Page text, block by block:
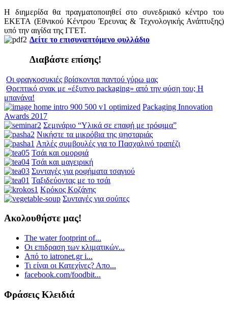
Η διημερίδα θα πραγματοποιηθεί στο συνεδριακό κέντρο του
ΕΚΕΤΑ (Εθνικού Κέντρου Έρευνας & Τεχνολογικής Ανάπτυξης)
υπό την αιγίδα της ΓΓΕΤ.
Δείτε το επισυναπτόμενο φυλλάδιο
Διαβάστε επίσης!
Οι φραγκοσυκιές βρίσκονται παντού γύρω μας
Θρεπτικό σνακ με «έξυπνο packaging» από την φύση του; Η
μπανάνα!
Packaging Innovation
Awards 2017
Σεμινάριο “Υλικά σε επαφή με τρόφιμα”
Νικήστε τα μικρόβια της ψησταριάς
Απλές συμβουλές για το Πασχαλινό τραπέζι
Τσάι και ομορφιά
Τσάι και μαγειρική
Συνταγές για ροφήματα τσαγιού
Ταξιδεύοντας με το τσάι
Κρόκος Κοζάνης
Συνταγές για σούπες
Ακολουθήστε μας!
The water footprint of...
Οι επιδραση των κλιματικών...
Από το iatronet.gr i...
Τι είναι οι Κατεχίνες? Απο...
facebook.com/foodbit...
Φράσεις Κλειδιά